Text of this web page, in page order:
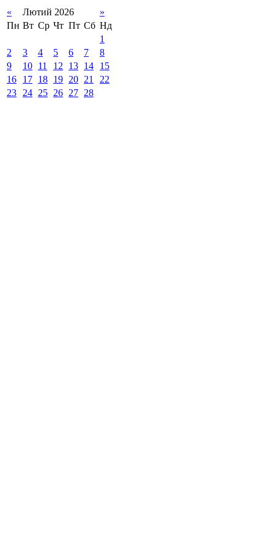
« Лютий 2026
»
Пн Вт Ср Чт Пт Сб Нд
1
2
3 4 5 6 7
8
9
10 11 12 13 14
15
16
17 18 19 20 21
22
23
24 25 26 27 28